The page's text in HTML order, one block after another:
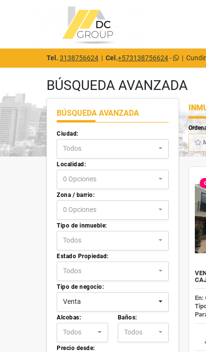
Tel. 3138756624 | Cel.+573138756624- |
BÚSQUEDA AVANZADA
BÚSQUEDA AVANZADA
Ciudad:
Todos
Localidad:
0 Opciones
Zona / barrio:
0 Opciones
Tipo de inmueble:
Todos
Estado Propiedad:
Todos
Tipo de negocio:
Venta
Alcobas:
Todos
Baños:
Todos
Precio desde:
En: